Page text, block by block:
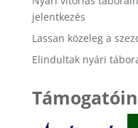
jelentkezés
Lassan közeleg a
Elindultak nyári